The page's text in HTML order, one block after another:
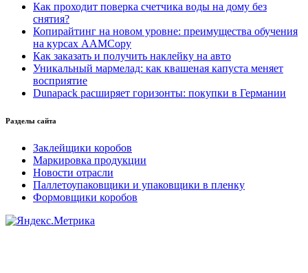
Как проходит поверка счетчика воды на дому без
снятия?
Копирайтинг на новом уровне: преимущества обучения
на курсах AAMCopy
Как заказать и получить наклейку на авто
Уникальный мармелад: как квашеная капуста меняет
восприятие
Dunapack расширяет горизонты: покупки в Германии
Разделы сайта
Заклейщики коробов
Маркировка продукции
Новости отрасли
Паллетоупаковщики и упаковщики в пленку
Формовщики коробов